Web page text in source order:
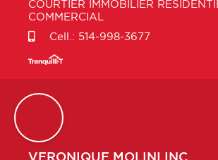
COURTIER IMMOBILIER
COMMERCIAL
Cell.: 514-998-3677